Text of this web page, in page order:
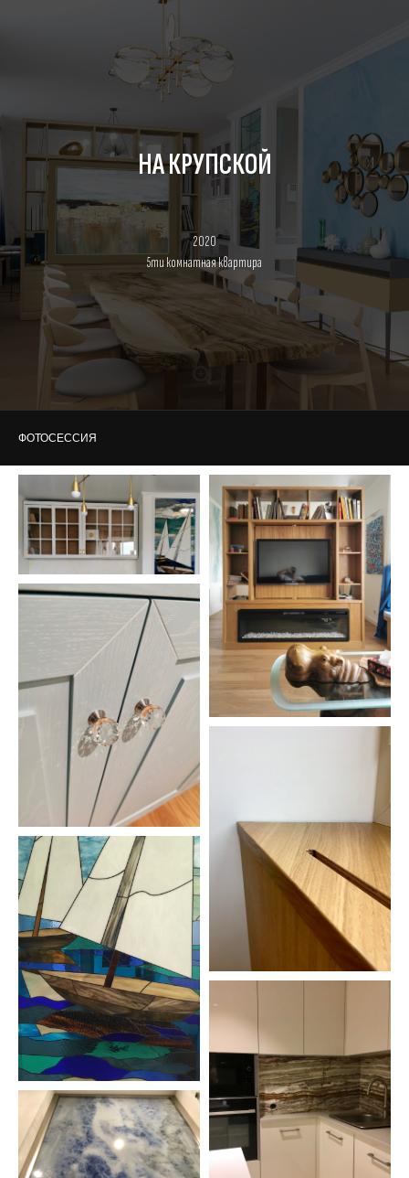
НА КРУПСКОЙ
2020
5ти комнатная квартира
ФОТОСЕССИЯ